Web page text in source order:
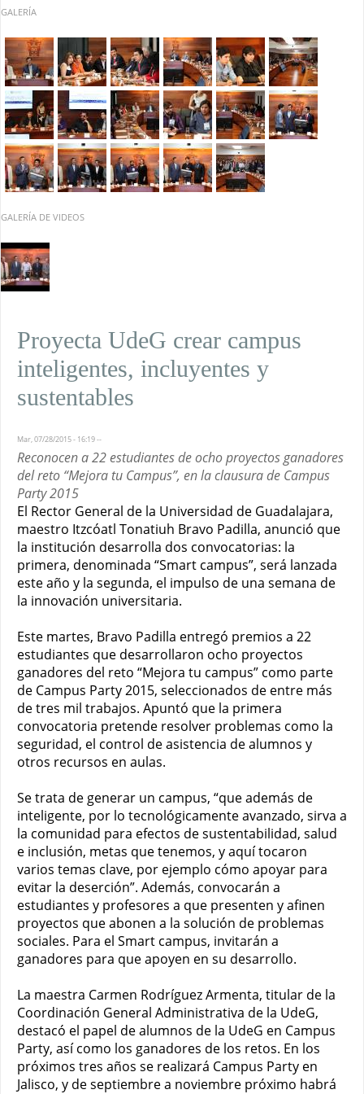
GALERÍA
GALERÍA DE VIDEOS
Proyecta UdeG crear campus
inteligentes, incluyentes y
sustentables
Mar, 07/28/2015 - 16:19--
Reconocen a 22 estudiantes de ocho proyectos ganadores
del reto “Mejora tu Campus”, en la clausura de Campus
Party 2015
El Rector General de la Universidad de Guadalajara,
maestro Itzcóatl Tonatiuh Bravo Padilla, anunció que
la institución desarrolla dos convocatorias: la
primera, denominada “Smart campus”, será lanzada
este año y la segunda, el impulso de una semana de
la innovación universitaria.
Este martes, Bravo Padilla entregó premios a 22
estudiantes que desarrollaron ocho proyectos
ganadores del reto “Mejora tu campus” como parte
de Campus Party 2015, seleccionados de entre más
de tres mil trabajos. Apuntó que la primera
convocatoria pretende resolver problemas como la
seguridad, el control de asistencia de alumnos y
otros recursos en aulas.
Se trata de generar un campus, “que además de
inteligente, por lo tecnológicamente avanzado, sirva a
la comunidad para efectos de sustentabilidad, salud
e inclusión, metas que tenemos, y aquí tocaron
varios temas clave, por ejemplo cómo apoyar para
evitar la deserción”. Además, convocarán a
estudiantes y profesores a que presenten y afinen
proyectos que abonen a la solución de problemas
sociales. Para el Smart campus, invitarán a
ganadores para que apoyen en su desarrollo.
La maestra Carmen Rodríguez Armenta, titular de la
Coordinación General Administrativa de la UdeG,
destacó el papel de alumnos de la UdeG en Campus
Party, así como los ganadores de los retos. En los
próximos tres años se realizará Campus Party en
Jalisco, y de septiembre a noviembre próximo habrá